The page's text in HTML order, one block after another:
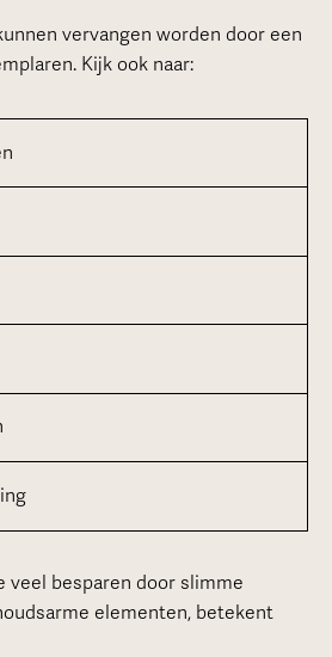
vervangen worden door een
Kijk ook naar:
veel besparen door slimme
elementen, betekent